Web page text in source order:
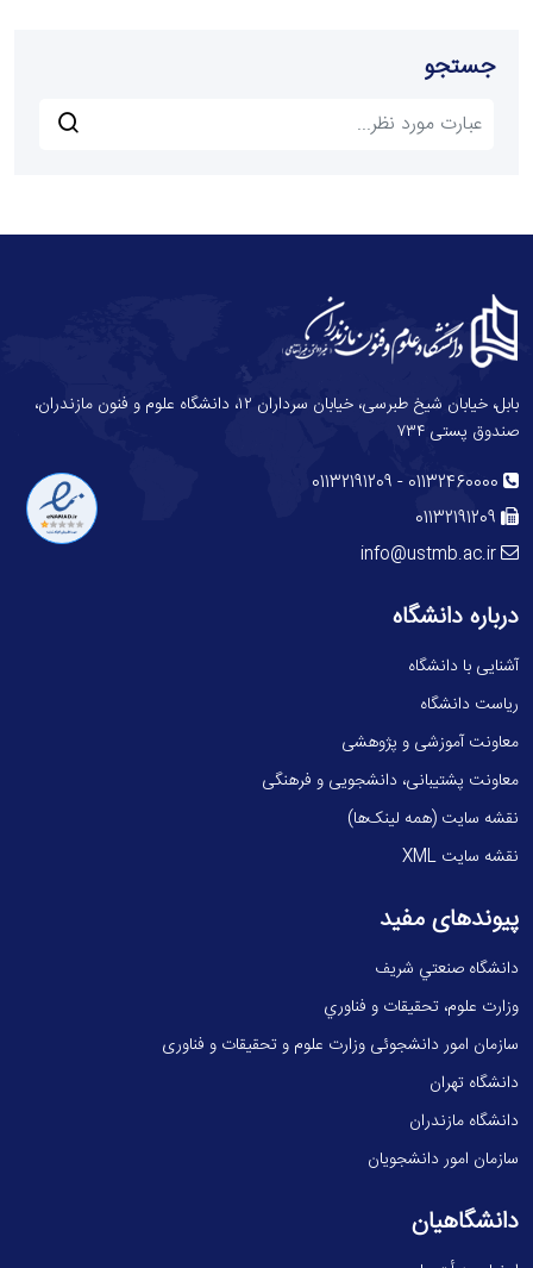
جستجو
بابل، خیابان شیخ طبرسی، خیابان سرداران ۱۲، دانشگاه علوم و فنون مازندران،
صندوق پستی ۷۳۴
01132460000
-
01132191209
01132191209
info@ustmb.ac.ir
درباره دانشگاه
آشنایی با دانشگاه
ریاست دانشگاه
معاونت آموزشی و پژوهشی
معاونت پشتیبانی، دانشجویی و فرهنگی
نقشه سایت (همه لینک‌ها)
نقشه سایت XML
پیوندهای مفید
دانشگاه صنعتي شريف
وزارت علوم، تحقيقات و فناوري
سازمان امور دانشجوئی وزارت علوم و تحقیقات و فناوری
دانشگاه تهران
دانشگاه مازندران
سازمان امور دانشجویان
دانشگاهیان